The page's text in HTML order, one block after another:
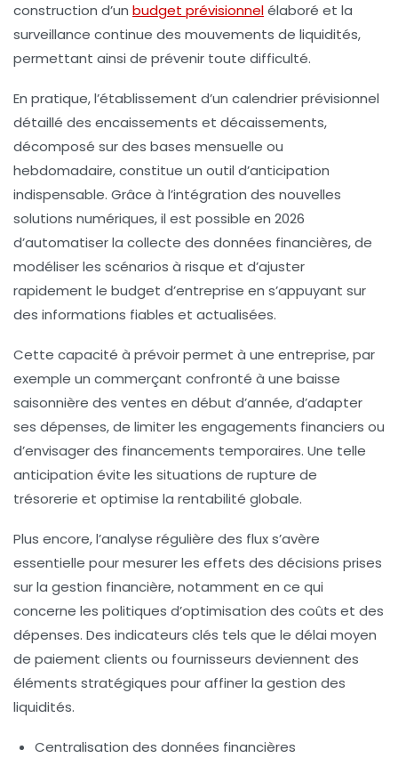
construction d’un budget prévisionnelélaboré et la
surveillance continue des mouvements de liquidités,
permettant ainsi de prévenir toute difficulté.
En pratique, l’établissement d’un calendrier prévisionnel
détaillé des encaissements et décaissements,
décomposé sur des bases mensuelle ou
hebdomadaire, constitue un outil d’anticipation
indispensable. Grâce à l’intégration des nouvelles
solutions numériques, il est possible en 2026
d’automatiser la collecte des données financières, de
modéliser les scénarios à risque et d’ajuster
rapidement le budget d’entreprise en s’appuyant sur
des informations fiables et actualisées.
Cette capacité à prévoir permet à une entreprise, par
exemple un commerçant confronté à une baisse
saisonnière des ventes en début d’année, d’adapter
ses dépenses, de limiter les engagements financiers ou
d’envisager des financements temporaires. Une telle
anticipation évite les situations de rupture de
trésorerie et optimise la rentabilité globale.
Plus encore, l’analyse régulière des flux s’avère
essentielle pour mesurer les effets des décisions prises
sur la gestion financière, notamment en ce qui
concerne les politiques d’optimisation des coûts et des
dépenses. Des indicateurs clés tels que le délai moyen
de paiement clients ou fournisseurs deviennent des
éléments stratégiques pour affiner la gestion des
liquidités.
Centralisation des données financières